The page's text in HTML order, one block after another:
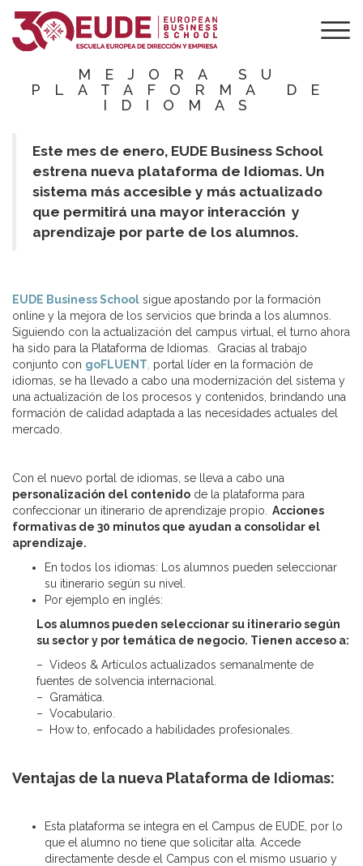
EUDE BUSINESS
SCHOOL
MEJORA SU
PLATAFORMA DE
IDIOMAS
Este mes de enero, EUDE Business School
estrena nueva plataforma de Idiomas. Un
sistema más accesible y más actualizado
que permitirá una mayor interacción y
aprendizaje por parte de los alumnos.
EUDE Business School sigue apostando por la formación
online y la mejora de los servicios que brinda a los alumnos.
Siguiendo con la actualización del campus virtual, el turno ahora
ha sido para la Plataforma de Idiomas. Gracias al trabajo
conjunto con goFLUENT portal líder en la formación de
idiomas, se ha llevado a cabo una modernización del sistema y
una actualización de los procesos y contenidos, brindando una
formación de calidad adaptada a las necesidades actuales del
mercado.
Con el nuevo portal de idiomas, se lleva a cabo una
personalización del contenido de la plataforma para
confeccionar un itinerario de aprendizaje propio.
Acciones
formativas de 30 minutos que ayudan a consolidar el
aprendizaje.
En todos los idiomas: Los alumnos pueden seleccionar
su itinerario según su nivel.
Por ejemplo en inglés:
Los alumnos pueden seleccionar su itinerario según
su sector y por temática de negocio. Tienen acceso a:
– Videos & Artículos actualizados semanalmente de
fuentes de solvencia internacional.
– Gramática.
– Vocabulario.
– How to, enfocado a habilidades profesionales.
Ventajas de la nueva Plataforma de Idiomas:
Esta plataforma se integra en el Campus de EUDE, por lo
que el alumno no tiene que solicitar alta. Accede
directamente desde el Campus con el mismo usuario y